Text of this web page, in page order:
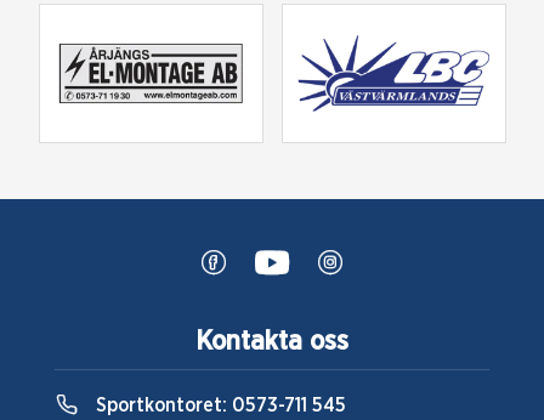
Kontakta oss
Sportkontoret: 0573-711 545